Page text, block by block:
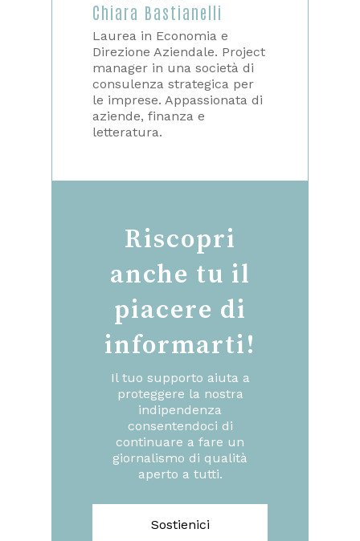
Chiara Bastianelli
Laurea in Economia e
Direzione Aziendale. Project
manager in una società di
consulenza strategica per
le imprese. Appassionata di
aziende, finanza e
letteratura.
Riscopri
anche tu il
piacere di
informarti!
Il tuo supporto aiuta a
proteggere la nostra
indipendenza
consentendoci di
continuare a fare un
giornalismo di qualità
aperto a tutti.
Sostienici